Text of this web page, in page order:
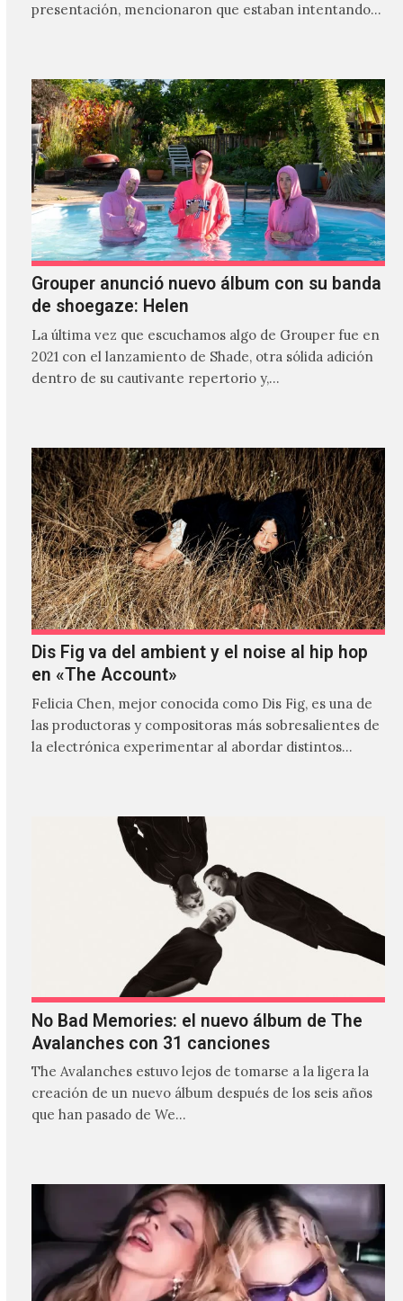
presentación, mencionaron que estaban intentando…
Grouper anunció nuevo álbum con su banda
de shoegaze: Helen
La última vez que escuchamos algo de Grouper fue en
2021 con el lanzamiento de Shade, otra sólida adición
dentro de su cautivante repertorio y,…
Dis Fig va del ambient y el noise al hip hop
en «The Account»
Felicia Chen, mejor conocida como Dis Fig, es una de
las productoras y compositoras más sobresalientes de
la electrónica experimentar al abordar distintos
No Bad Memories: el nuevo álbum de The
Avalanches con 31 canciones
The Avalanches estuvo lejos de tomarse a la ligera la
creación de un nuevo álbum después de los seis años
que han pasado de We…